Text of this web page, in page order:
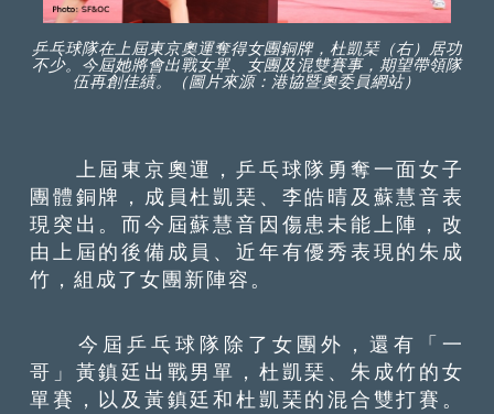
乒乓球隊在上屆東京奧運奪得女團銅牌，杜凱琹（右）居功
不少。今屆她將會出戰女單、女團及混雙賽事，期望帶領隊
伍再創佳績。（圖片來源：港協暨奧委員網站）
上屆東京奧運，乒乓球隊勇奪一面女子
團體銅牌，成員杜凱琹、李皓晴及蘇慧音表
現突出。而今屆蘇慧音因傷患未能上陣，改
由上屆的後備成員、近年有優秀表現的朱成
竹，組成了女團新陣容。
今屆乒乓球隊除了女團外，還有「一
哥」黃鎮廷出戰男單，杜凱琹、朱成竹的女
單賽，以及黃鎮廷和杜凱琹的混合雙打賽。